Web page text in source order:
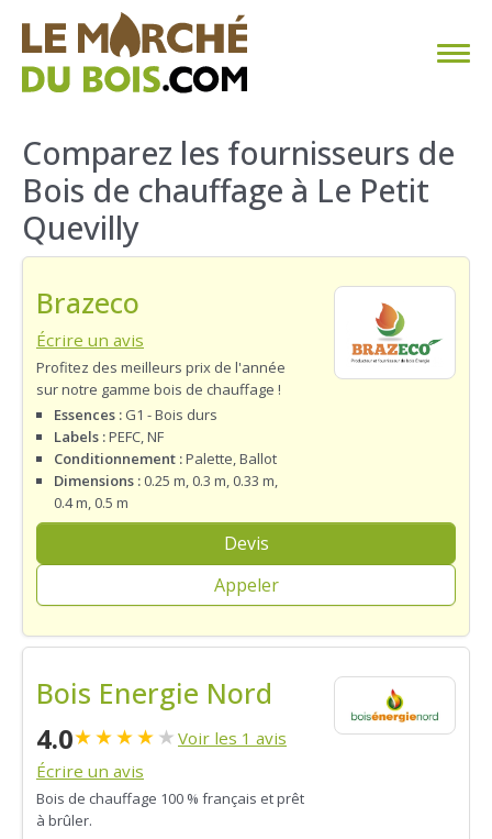
CHAUFFAGE AU BOIS
FAQ
CALCULER SA CONSOMMATION
TROUVER SON FOURNISSEUR
BLOG
ESPACE PRO
Comparez les fournisseurs de
Bois de chauffage à Le Petit
Quevilly
Brazeco
Écrire un avis
Profitez des meilleurs prix de l'année
sur notre gamme bois de chauffage !
Essences : G1 - Bois durs
Labels :PEFC, NF
Conditionnement :Palette, Ballot
Dimensions : 0.25 m, 0.3 m, 0.33 m,
0.4 m, 0.5 m
Devis
Appeler
Bois Energie Nord
4.0★★★★★ Voir les 1 avis
Écrire un avis
Bois de chauffage 100 % français et prêt
à brûler.